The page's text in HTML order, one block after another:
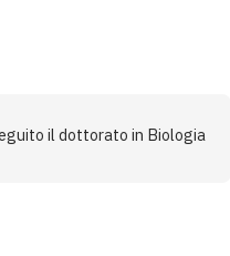
il dottorato in Biologia